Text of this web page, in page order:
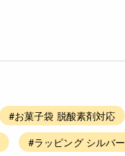
#お菓子袋 脱酸素剤対応
#ラッピング シルバー